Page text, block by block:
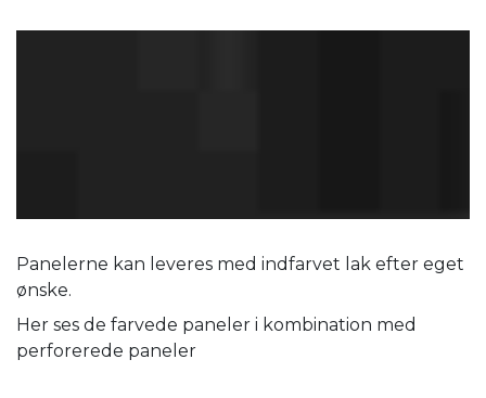
Panelerne kan leveres med indfarvet lak efter eget
ønske.
Her ses de farvede paneler i kombination med
perforerede paneler